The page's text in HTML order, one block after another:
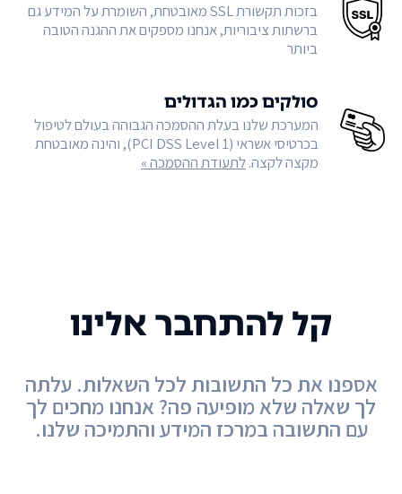
בזכות תקשורת SSL מאובטחת, השומרת על המידע גם
ברשתות ציבוריות, אנחנו מספקים את ההגנה הטובה
ביותר
סולקים כמו הגדולים
המערכת שלנו בעלת ההסמכה הגבוהה בעולם לטיפול
בכרטיסי אשראי (PCI DSS Level 1), והינה מאובטחת
מקצה לקצה.לתעודת ההסמכה »
קל להתחבר אלינו
אספנו את כל התשובות לכל השאלות. עלתה
לך שאלה שלא מופיעה פה? אנחנו מחכים לך
עם התשובה במרכז המידע והתמיכה שלנו.